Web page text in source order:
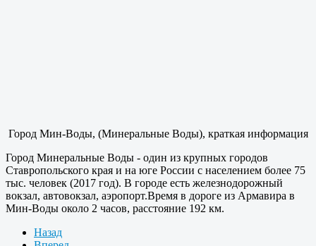
Город Мин-Воды, (Минеральные Воды), краткая информация
Город Минеральные Воды - один из крупных городов
Ставропольского края и на юге России с населением более 75
тыс. человек (2017 год). В городе есть железнодорожный
вокзал, автовокзал, аэропорт.Время в дороге из Армавира в
Мин-Воды около 2 часов, расстояние 192 км.
Назад